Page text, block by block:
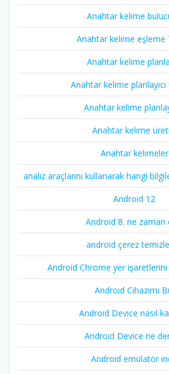
Anahtar kelime
Anahtar kelime eşleme
Anahtar kelime
Anahtar kelime
Anahtar kelime
Anahtar kelime
Anahtar kelimeler
analiz araçlarını kullanarak hangi
Android 12
Android 8. ne zaman
android çerez
Android Chrome yer işaretlerini
Android Cihazımı
Android Device nasıl
Android Device ne
Android emülatör